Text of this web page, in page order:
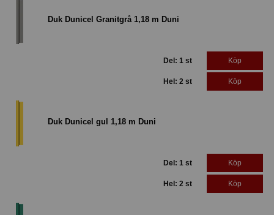
Duk Dunicel Granitgrå 1,18 m Duni
Del: 1 st Köp
Hel: 2 st Köp
Duk Dunicel gul 1,18 m Duni
Del: 1 st Köp
Hel: 2 st Köp